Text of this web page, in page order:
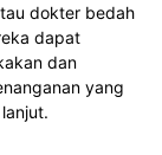
dokter bedah
dapat
dan
yang